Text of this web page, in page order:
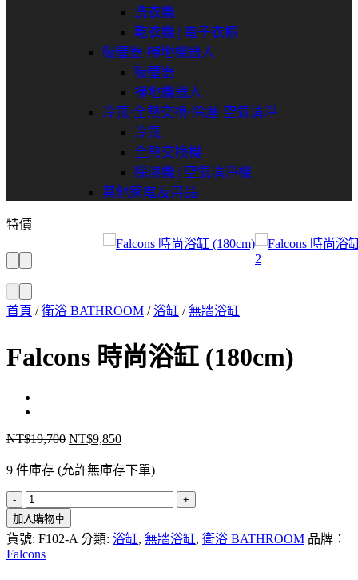
洗衣機
乾衣機 | 電子衣櫥
吸塵器⋅掃地機器人
吸塵器
掃地機器人
冷氣⋅全熱交換⋅除溼⋅空氣清淨
冷氣
全熱交換機
除濕機 | 空氣清淨機
其他家電及用品
特價
首頁 / 衛浴 BATHROOM / 浴缸 / 無牆浴缸
Falcons 時尚浴缸 (180cm)
NT$19,700 原
始
價
NT$9,850目
前
價
9 件庫存 (允許無庫存下單)
Falcons
時
尚
浴
加入購物車
貨號: F102-A 分類: 浴缸, 無牆浴缸, 衛浴 BATHROOM 品牌：
Falcons